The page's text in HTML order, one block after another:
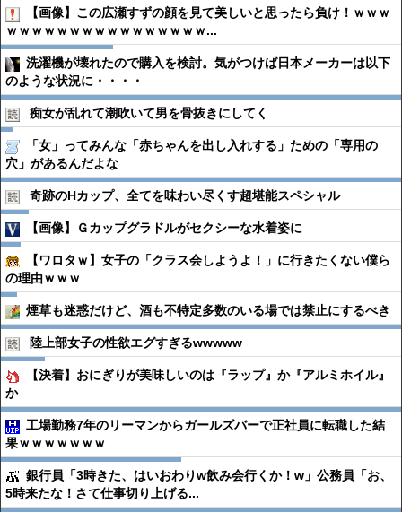
【画像】この広瀬すずの顔を見て美しいと思ったら負け！ｗｗｗ
ｗｗｗｗｗｗｗｗｗｗｗｗｗｗｗｗ...
洗濯機が壊れたので購入を検討。気がつけば日本メーカーは以下
のような状況に・・・・
痴女が乱れて潮吹いて男を骨抜きにしてく
「女」ってみんな「赤ちゃんを出し入れする」ための「専用の
穴」があるんだよな
奇跡のHカップ、全てを味わい尽くす超堪能スペシャル
【画像】Ｇカップグラドルがセクシーな水着姿に
【ワロタｗ】女子の「クラス会しようよ！」に行きたくない僕ら
の理由ｗｗｗ
煙草も迷惑だけど、酒も不特定多数のいる場では禁止にするべき
陸上部女子の性欲エグすぎるwwwww
【決着】おにぎりが美味しいのは『ラップ』か『アルミホイル』
か
工場勤務7年のリーマンからガールズバーで正社員に転職した結
果ｗｗｗｗｗｗｗ
銀行員「3時きた、はいおわりw飲み会行くか！w」公務員「お、
5時来たな！さて仕事切り上げる...